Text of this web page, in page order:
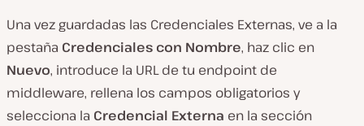
Una vez guardadas las Credenciales Externas, ve a la
pestaña Credenciales con Nombre, haz clic en
Nuevo, introduce la URL de tu endpoint de
middleware, rellena los campos obligatorios y
selecciona la Credencial Externa en la sección